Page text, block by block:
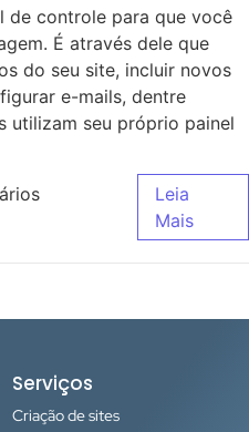
de controle para que você
É através dele que
do seu site, incluir novos
e-mails, dentre
utilizam seu próprio painel
Leia
Mais
Serviços
Criação de sites